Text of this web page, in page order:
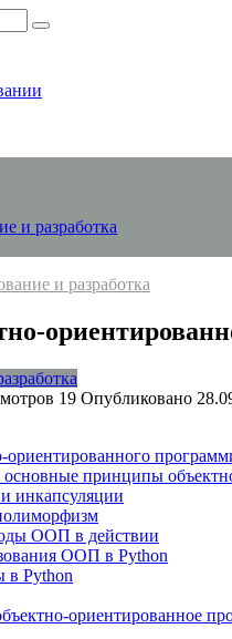
и разработка
и разработка
19 Опубликовано
ориентированного
принципы
инкапсуляции
ООП в действии
ООП в Python
в Python
ориентированное